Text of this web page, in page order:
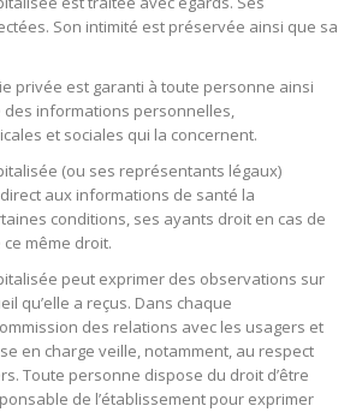
Son intimité est préservée ainsi que sa
privée est garanti à toute personne ainsi
informations personnelles,
et sociales qui la concernent.
(ou ses représentants légaux)
aux informations de santé la
conditions, ses ayants droit en cas de
même droit.
peut exprimer des observations sur
qu’elle a reçus. Dans chaque
des relations avec les usagers et
en charge veille, notamment, au respect
Toute personne dispose du droit d’être
de l’établissement pour exprimer